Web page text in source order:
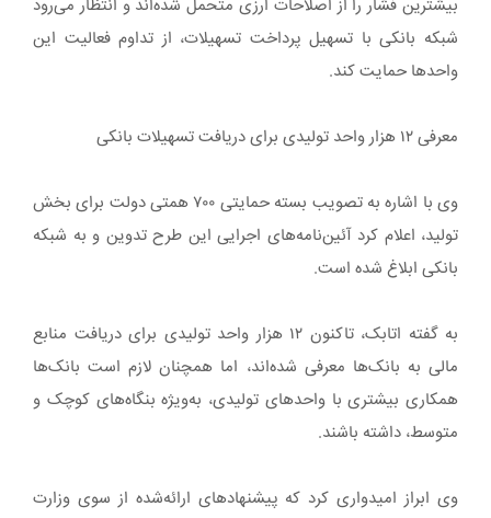
بیشترین فشار را از اصلاحات ارزی متحمل شده‌اند و انتظار می‌رود
شبکه بانکی با تسهیل پرداخت تسهیلات، از تداوم فعالیت این
واحدها حمایت کند.
معرفی ۱۲ هزار واحد تولیدی برای دریافت تسهیلات بانکی
وی با اشاره به تصویب بسته حمایتی ۷۰۰ همتی دولت برای بخش
تولید، اعلام کرد آئین‌نامه‌های اجرایی این طرح تدوین و به شبکه
بانکی ابلاغ شده است.
به گفته اتابک، تاکنون ۱۲ هزار واحد تولیدی برای دریافت منابع
مالی به بانک‌ها معرفی شده‌اند، اما همچنان لازم است بانک‌ها
همکاری بیشتری با واحدهای تولیدی، به‌ویژه بنگاه‌های کوچک و
متوسط، داشته باشند.
وی ابراز امیدواری کرد که پیشنهادهای ارائه‌شده از سوی وزارت